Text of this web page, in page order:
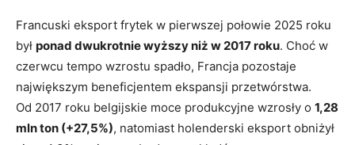
Francuski eksport frytek w pierwszej połowie 2025 roku
był ponad dwukrotnie wyższy niż w 2017 roku. Choć w
czerwcu tempo wzrostu spadło, Francja pozostaje
największym beneficjentem ekspansji przetwórstwa.
Od 2017 roku belgijskie moce produkcyjne wzrosły o 1,28
mln ton (+27,5%), natomiast holenderski eksport obniżył